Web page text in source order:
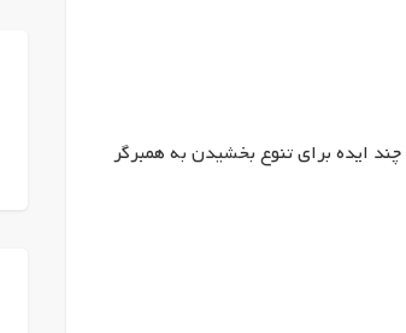
ایده برای تنوع بخشیدن به همبرگر